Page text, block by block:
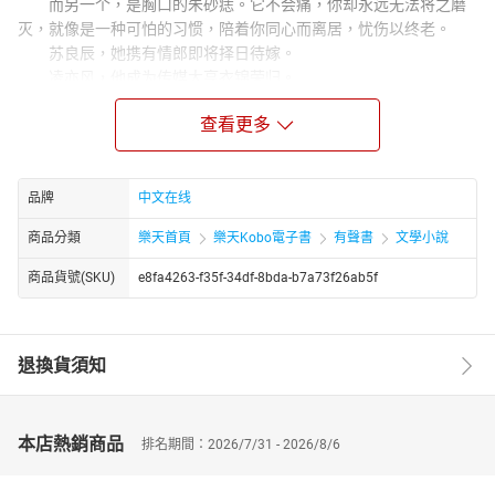
而另一个，是胸口的朱砂痣。它不会痛，你却永远无法将之磨
灭，就像是一种可怕的习惯，陪着你同心而离居，忧伤以终老。
苏良辰，她携有情郎即将择日待嫁。
五年前校内一对人见人羡的爱侣，五年后再见却处处感觉命运
原以为一切早成定局。只是当两人再度偶遇时，翻涌的记忆无
力可挡。
也许只是命运的捉弄。他们分离，他们相逢，他们再次相爱。
还有那掩盖在幸福下的——生与死的堑沟……
查看更多
品牌 中文在线
商品分類 樂天首頁 樂天Kobo電子書 有聲書 文學小說
商品貨號(SKU) e8fa4263-f35f-34df-8bda-b7a73f26ab5f
退換貨須知
本店熱銷商品 排名期間：2026/7/31 - 2026/8/6